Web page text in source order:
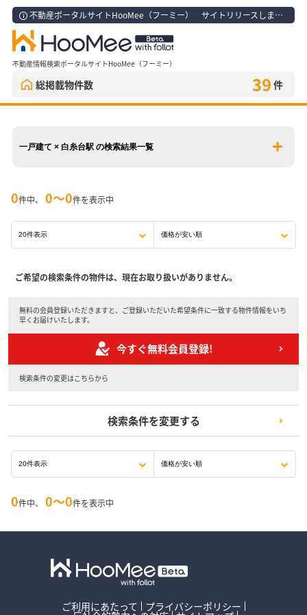
不動産ポータルサイトHooMee（フーミー） サイトリリースしました！
不動産情報検索ポータルサイトHooMee（フーミー）
総掲載物件数 39 件
一戸建て × 白糸台駅 の検索結果一覧
0件中、 0〜0件を表示中
ご希望の検索条件の物件は、現在お取り扱いがありません。
無料の会員登録いただきますと、ご登録いただいた希望条件に一致する物件情報をいち
早くお届けいたします。
今すぐ無料会員登録!
検索条件の変更はこちらから
検索条件を変更する
0件中、 0〜0件を表示中
ご利用にあたって プライバシーポリシー